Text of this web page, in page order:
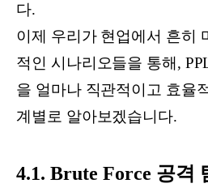
다.
이제 우리가 현업에서 흔히
적인 시나리오들을 통해,
을 얼마나 직관적이고 효율
계별로 알아보겠습니다.
4.1. Brute Force 공격